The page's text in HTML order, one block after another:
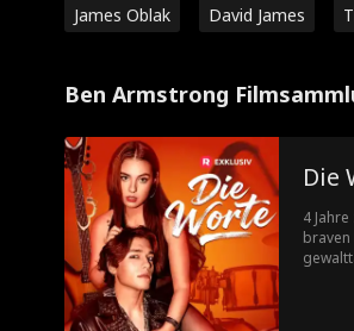
James Oblak David James
Ben Armstrong
Die
4